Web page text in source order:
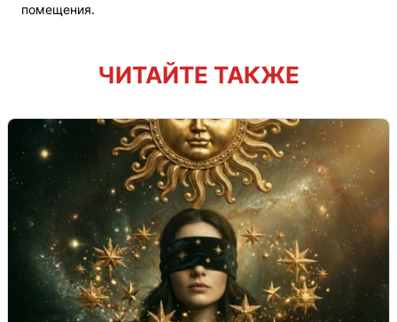
помещения.
ЧИТАЙТЕ ТАКЖЕ